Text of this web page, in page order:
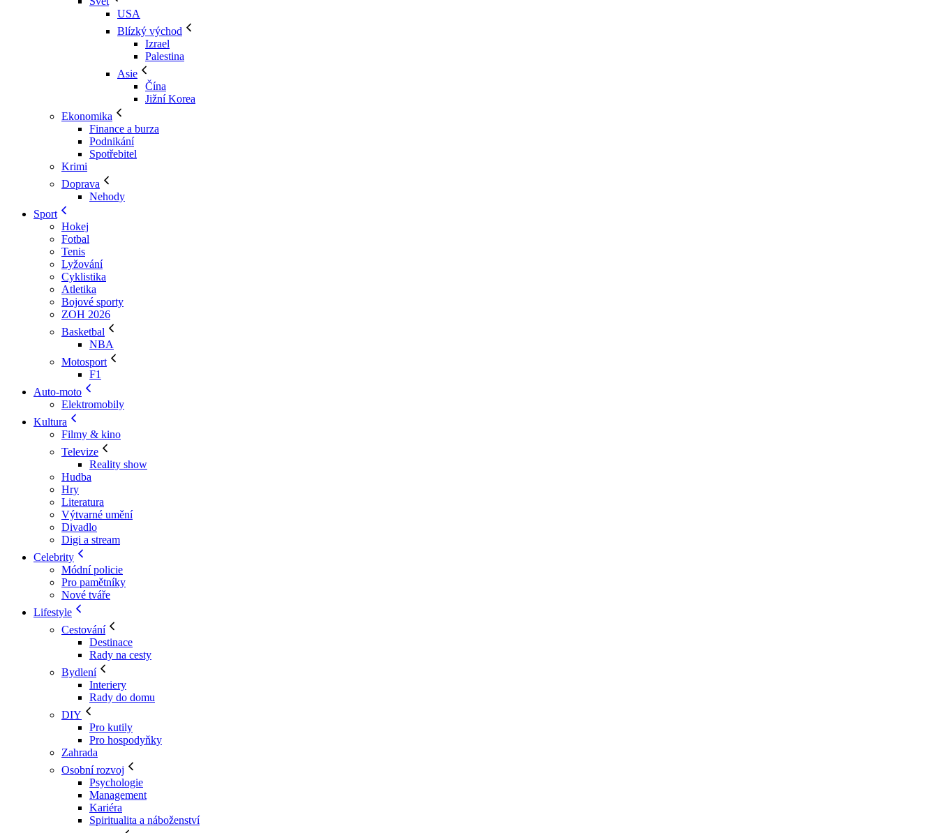
USA
Blízký východ
Izrael
Palestina
Asie
Čína
Jižní Korea
Ekonomika
Finance a burza
Podnikání
Spotřebitel
Krimi
Doprava
Nehody
Sport
Hokej
Fotbal
Tenis
Lyžování
Cyklistika
Atletika
Bojové sporty
ZOH 2026
Basketbal
NBA
Motosport
F1
Auto-moto
Elektromobily
Kultura
Filmy & kino
Televize
Reality show
Hudba
Hry
Literatura
Výtvarné umění
Divadlo
Digi a stream
Celebrity
Módní policie
Pro pamětníky
Nové tváře
Lifestyle
Cestování
Destinace
Rady na cesty
Bydlení
Interiery
Rady do domu
DIY
Pro kutily
Pro hospodyňky
Zahrada
Osobní rozvoj
Psychologie
Management
Kariéra
Spiritualita a náboženství